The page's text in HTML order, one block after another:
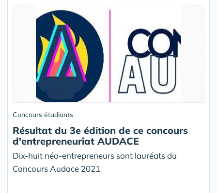
Concours étudiants
Résultat du 3e édition de ce concours
d'entrepreneuriat AUDACE
Dix-huit néo-entrepreneurs sont lauréats du
Concours Audace 2021